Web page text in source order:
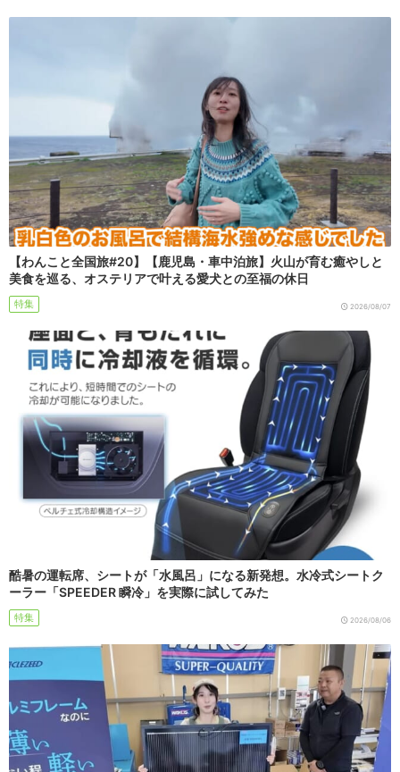
【わんこと全国旅#20】【鹿児島・車中泊旅】火山が育む癒やしと
美食を巡る、オステリアで叶える愛犬との至福の休日
特集 2026/08/07
酷暑の運転席、シートが「水風呂」になる新発想。水冷式シートク
ーラー「SPEEDER 瞬冷」を実際に試してみた
特集 2026/08/06